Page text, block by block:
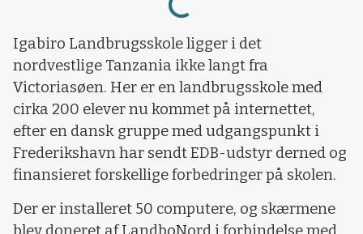
Igabiro Landbrugsskole ligger i det
nordvestlige Tanzania ikke langt fra
Victoriasøen. Her er en landbrugsskole med
cirka 200 elever nu kommet på internettet,
efter en dansk gruppe med udgangspunkt i
Frederikshavn har sendt EDB-udstyr derned og
finansieret forskellige forbedringer på skolen.
Der er installeret 50 computere, og skærmene
blev doneret af LandboNord i forbindelse med